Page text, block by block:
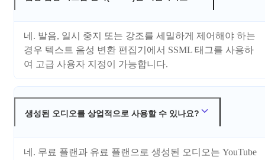
네. 발음, 일시 중지 또는 강조를 세밀하게 제어해야 하는
경우 텍스트 음성 변환 편집기에서 SSML 태그를 사용하
여 고급 사용자 지정이 가능합니다.
생성된 오디오를 상업적으로 사용할 수 있나요?
네. 무료 플랜과 유료 플랜으로 생성된 오디오는 YouTube